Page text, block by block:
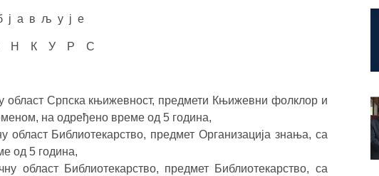
ј а в љ у ј е
Н К У Р С
област Српска књижевност, предмети Књижевни фолклор и
на одређено време од 5 година,
област Библиотекарство, предмет Организација знања, са
од 5 година,
област Библиотекарство, предмет Библиотекарство, са